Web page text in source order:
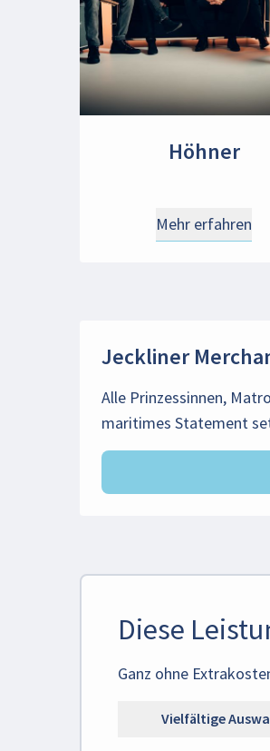
Höhner
Mehr erfahren
Jeckliner
Alle Prinzessinnen,
maritimes Statement
Diese
Ganz ohne
Vielfältige